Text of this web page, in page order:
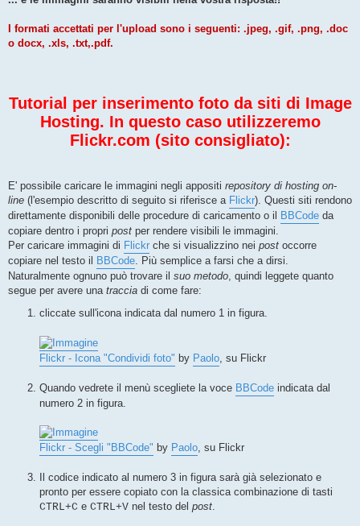
I formati accettati per l'upload sono i seguenti: .jpeg, .gif, .png, .doc
o docx, .xls, .txt,.pdf.
Tutorial per inserimento foto da siti di Image
Hosting. In questo caso utilizzeremo
Flickr.com (sito consigliato):
E' possibile caricare le immagini negli appositi repository di hosting on-
line (l'esempio descritto di seguito si riferisce a Flickr). Questi siti rendono
direttamente disponibili delle procedure di caricamento o il
BBCode da
copiare dentro i propri post per rendere visibili le immagini.
Per caricare immagini di Flickr che si visualizzino nei post occorre
copiare nel testo il
BBCode . Più semplice a farsi che a dirsi.
Naturalmente ognuno può trovare il suo metodo , quindi leggete quanto
segue per avere una traccia di come fare:
cliccate sull'icona indicata dal numero 1 in figura.
Flickr - Icona "Condividi foto" by Paolo , su Flickr
Quando vedrete il menù scegliete la voce BBCode indicata dal
numero 2 in figura.
Flickr - Scegli "BBCode" by Paolo, su Flickr
Il codice indicato al numero 3 in figura sarà già selezionato e
pronto per essere copiato con la classica combinazione di tasti
CTRL+C e CTRL+V nel testo del post.